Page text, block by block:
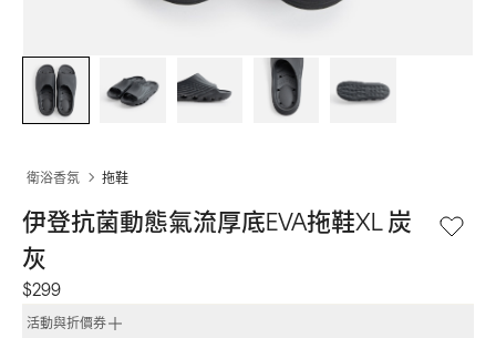
衛浴香氛 拖鞋
伊登抗菌動態氣流厚底EVA拖鞋XL 炭
灰
$299
活動與折價券